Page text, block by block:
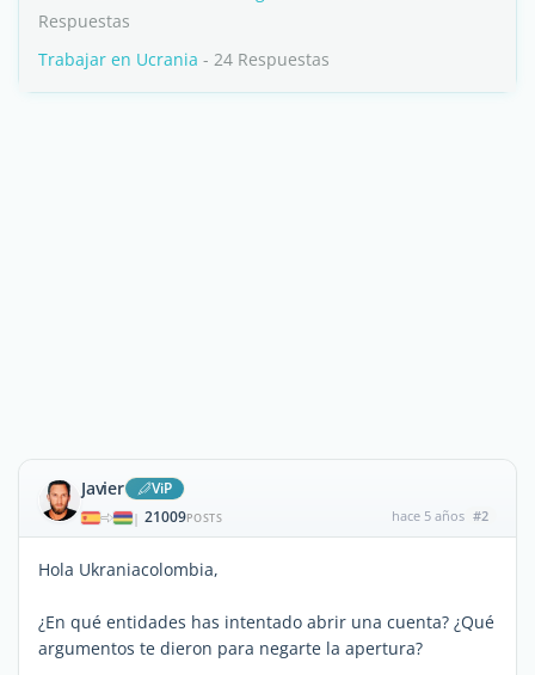
Respuestas
Trabajar en Ucrania - 24 Respuestas
Javier ViP
| 21009POSTS hace 5 años #2
Hola Ukraniacolombia,
¿En qué entidades has intentado abrir una cuenta? ¿Qué
argumentos te dieron para negarte la apertura?